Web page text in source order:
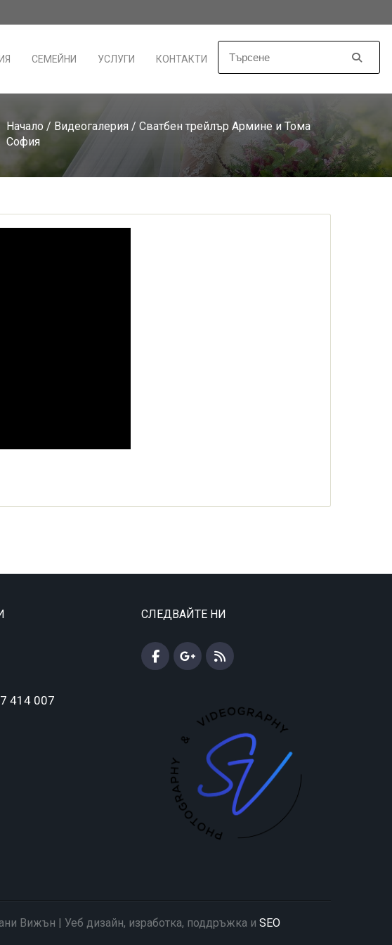
СЕМЕЙНИ УСЛУГИ КОНТАКТИ
Начало / Видеогалерия / Сватбен трейлър Армине и Тома
София
414 007
СЛЕДВАЙТЕ НИ
Вижън | Уеб дизайн, изработка, поддръжка и SEO